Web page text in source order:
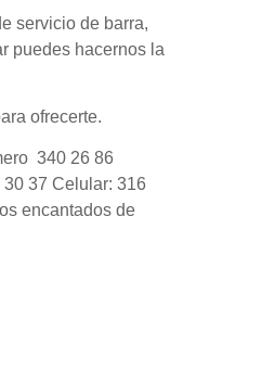
servicio de barra,
puedes hacernos la
ofrecerte.
340 26 86
37 Celular: 316
encantados de